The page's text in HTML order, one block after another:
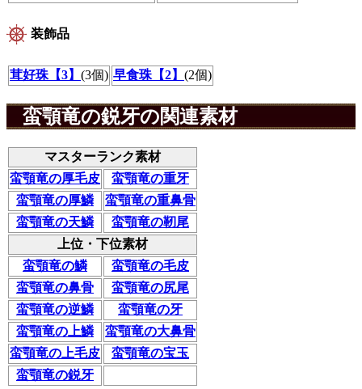
装飾品
茸好珠【3】 (3個) 早食珠【2】 (2個)
蛮顎竜の鋭牙の関連素材
マスターランク素材
蛮顎竜の厚毛皮
蛮顎竜の重牙
蛮顎竜の厚鱗
蛮顎竜の重鼻骨
蛮顎竜の天鱗
蛮顎竜の靭尾
上位・下位素材
蛮顎竜の鱗
蛮顎竜の毛皮
蛮顎竜の鼻骨
蛮顎竜の尻尾
蛮顎竜の逆鱗
蛮顎竜の牙
蛮顎竜の上鱗
蛮顎竜の大鼻骨
蛮顎竜の上毛皮
蛮顎竜の宝玉
蛮顎竜の鋭牙